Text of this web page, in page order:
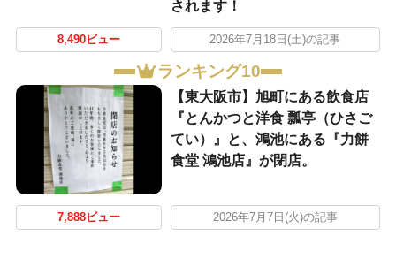
されます！
8,490ビュー 2026年7月18日(土)の記事
ランキング10
【東大阪市】旭町にある飲食店
『とんかつと洋食 瓢亭（ひさご
てい）』と、鴻池にある『力餅
食堂 鴻池店』が閉店。
7,888ビュー 2026年7月7日(火)の記事